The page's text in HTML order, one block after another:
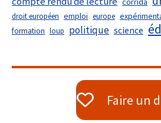
droit européen emploi europe
formation loup politique science
Faire un